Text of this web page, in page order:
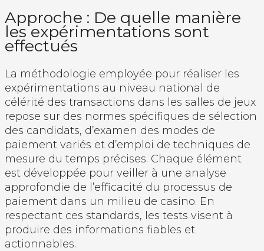
Approche : De quelle manière
les expérimentations sont
effectués
La méthodologie employée pour réaliser les
expérimentations au niveau national de
célérité des transactions dans les salles de jeux
repose sur des normes spécifiques de sélection
des candidats, d’examen des modes de
paiement variés et d’emploi de techniques de
mesure du temps précises. Chaque élément
est développée pour veiller à une analyse
approfondie de l’efficacité du processus de
paiement dans un milieu de casino. En
respectant ces standards, les tests visent à
produire des informations fiables et
actionnables.